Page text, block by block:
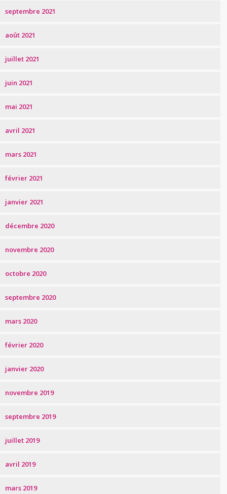
septembre 2021
août 2021
juillet 2021
juin 2021
mai 2021
avril 2021
mars 2021
février 2021
janvier 2021
décembre 2020
novembre 2020
octobre 2020
septembre 2020
mars 2020
février 2020
janvier 2020
novembre 2019
septembre 2019
juillet 2019
avril 2019
mars 2019